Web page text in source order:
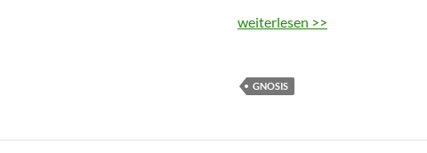
weiterlesen >>
GNOSIS